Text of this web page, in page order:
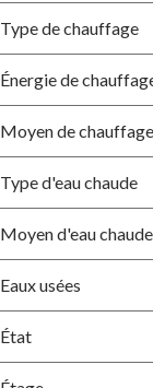
Type de chauffage
Énergie de
Moyen de chauffage
Type d'eau chaude
Moyen d'eau chaude
Eaux usées
État